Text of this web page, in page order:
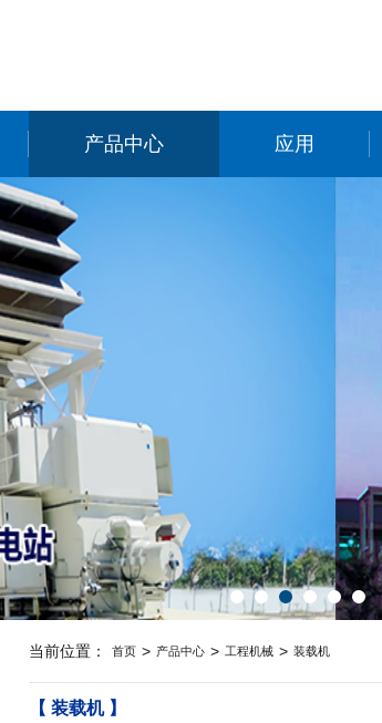
产品中心 应用
当前位置： 首页 > 产品中心 > 工程机械 > 装载机
【 装载机 】